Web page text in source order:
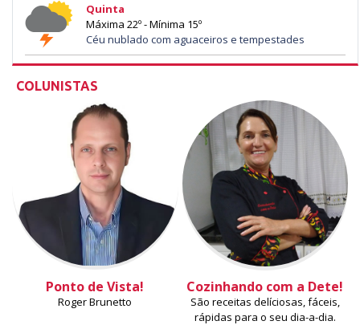
Quinta
Máxima 22º - Mínima 15º
Céu nublado com aguaceiros e tempestades
COLUNISTAS
Ponto de Vista!
Roger Brunetto
Cozinhando com a Dete!
São receitas delíciosas, fáceis,
rápidas para o seu dia-a-dia.